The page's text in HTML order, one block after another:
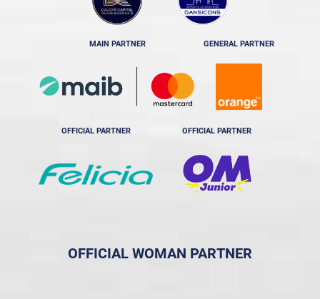
MAIN PARTNER GENERAL PARTNER
OFFICIAL PARTNER OFFICIAL PARTNER
OFFICIAL WOMAN PARTNER